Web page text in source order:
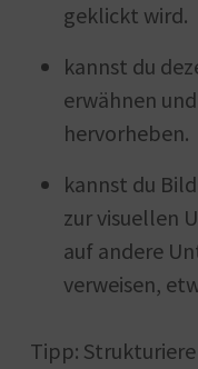
geklickt wird.
kannst du
erwähnen
hervorheben.
kannst du
zur visuellen
auf andere
verweisen,
Tipp: